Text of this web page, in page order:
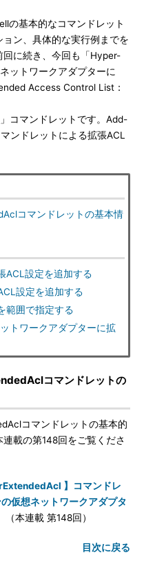
の基本的なコマンドレット
ン、具体的な実行例までを
に続き、今回も「Hyper-
ットワークアダプターに
Access Control List：
」コマンドレットです。Add-
ンドレットによる拡張ACL
コマンドレットの基本情
ACL設定を追加する
設定を追加する
範囲で指定する
トワークアダプターに拡
コマンドレットの
コマンドレットの基本的
載の第148回をご覧くださ
】コマンドレ
仮想ネットワークアダプタ
（本連載 第148回）
目次に戻る